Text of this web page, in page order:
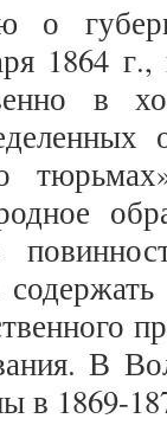
о
1864
в
В
в 1869-